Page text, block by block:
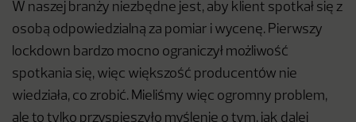
W naszej branży niezbędne jest, aby klient spotkał się z
osobą odpowiedzialną za pomiar i wycenę. Pierwszy
lockdown bardzo mocno ograniczył możliwość
spotkania się, więc większość producentów nie
wiedziała, co zrobić. Mieliśmy więc ogromny problem,
ale to tylko przyspieszyło myślenie o tym, jak dalej